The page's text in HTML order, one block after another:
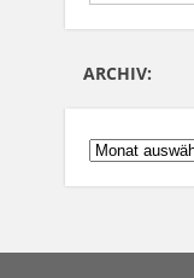
ARCHIV:
ARCHIV: